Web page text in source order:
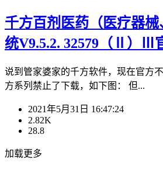
千方百剂医药（医疗器
统V9.5.2. 32579（Ⅱ）Ⅲ
说到管家婆家的千方软件，现在官方
方系列禁止了下载，如下图： 但...
2021年5月31日 16:47:24
2.82K
28.8
加载更多